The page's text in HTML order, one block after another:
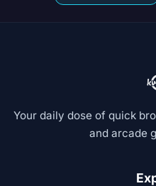
Your daily dose of quick
and arcade